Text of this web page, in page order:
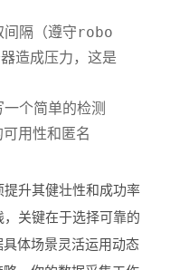
间隔（遵守robo
造成压力，这是
一个简单的检测
用性和匿名
升其健壮性和成功率
关键在于选择可靠的
体场景灵活运用动态